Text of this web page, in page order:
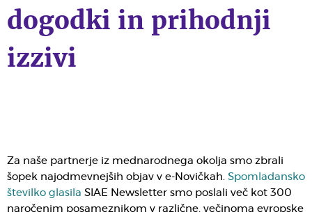
dogodki in prihodnji
izzivi
Za naše partnerje iz mednarodnega okolja smo zbrali
šopek najodmevnejših objav v e-Novičkah. Spomladansko
številko glasila SIAE Newsletter smo poslali več kot 300
naročenim posameznikom v različne, večinoma evropske